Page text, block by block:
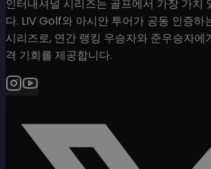
인터내셔널 시리즈는 골프에서 가장 가치
다. LIV Golf와 아시안 투어가 공동 인증하
시리즈로, 연간 랭킹 우승자와 준우승자에
격 기회를 제공합니다.